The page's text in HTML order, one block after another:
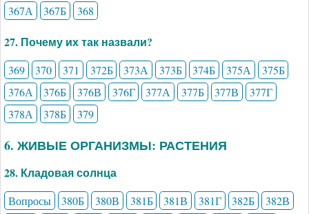
367А
367Б 368
27. Почему их так назвали?
369 370 371 372Б 373А 373Б 374Б 375А
375Б
376А
376Б 376В 376Г 377А 377Б 377В
377Г
378А
378Б 379
6. ЖИВЫЕ ОРГАНИЗМЫ: РАСТЕНИЯ
28. Кладовая солнца
Вопросы 380Б 380В 381Б 381В 381Г 382Б
382В